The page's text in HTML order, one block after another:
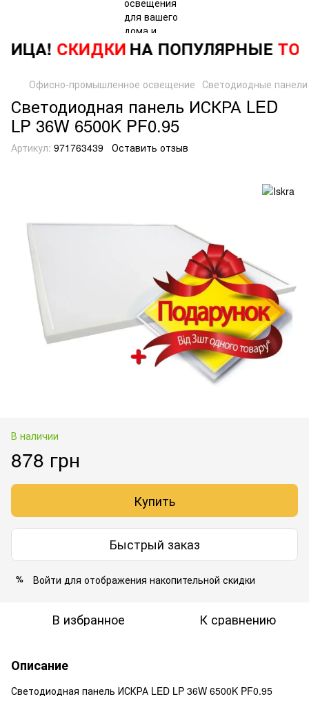
СКИДКИНА ПОПУЛЯРНЫЕ
Офисно-промышленное освещение Светодиодные панели
Светодиодная панель ИСКРА LED
LP 36W 6500K PF0.95
Артикул: 971763439 Оставить отзыв
В наличии
878 грн
Купить
Быстрый заказ
% Войти для отображения накопительной скидки
В избранное К сравнению
Описание
Светодиодная панель ИСКРА LED LP 36W 6500K PF0.95